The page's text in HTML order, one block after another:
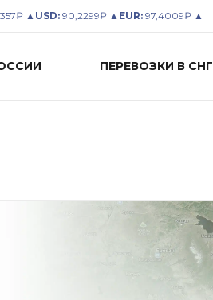
▲ USD: 90,2299₽ ▲ EUR: 97,4009₽ ▲
ПЕРЕВОЗКИ В СНГ